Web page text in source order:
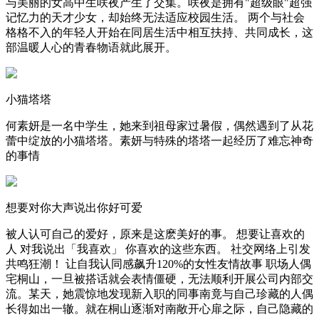
与美丽的女高中生咲夜产生了交集。咲夜是拥有"超级眼"超强
记忆力的天才少女，却始终无法适应校园生活。 两个与社会
格格不入的年轻人开始在同居生活中相互扶持、共同成长，这
部温暖人心的青春物语就此展开。
小猫塔塔
何素妍是一名中学生，她来到祖母家过暑假，偶然遇到了从花
蕾中绽放的小猫塔塔。素妍与特殊的塔塔一起经历了难忘神奇
的事情
想要对你大声说出你好可爱
被人认可自己的爱好，原来是这麽美好的事。 想要让喜欢的
人 对我说出「我喜欢」 你喜欢的这些东西。 社交网络上引发
共鸣狂潮！ 让自我认同感飙升120%的女性友情故事 职场人偶
宅桐山，一旦被搭话就会表情僵硬，无法顺利开展公司内部交
流。某天，她震惊地发现新入职的同事南竟与自己珍藏的人偶
长得如出一辙。就在桐山逐渐对南敞开心扉之际，自己隐藏的